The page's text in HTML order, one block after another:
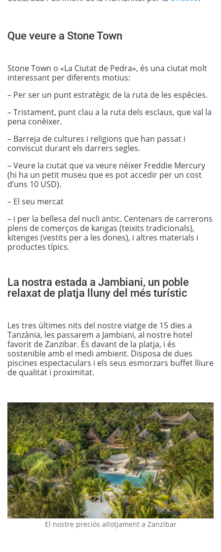
Que veure a Stone Town
Stone Town o «La Ciutat de Pedra», és una ciutat molt
interessant per diferents motius:
– Per ser un punt estratègic de la ruta de les espècies.
– Tristament, punt clau a la ruta dels esclaus, que val la
pena conèixer.
– Barreja de cultures i religions que han passat i
conviscut durant els darrers segles.
– Veure la ciutat que va veure néixer Freddie Mercury
(hi ha un petit museu que es pot accedir per un cost
d’uns 10 USD).
– El seu mercat
– i per la bellesa del nucli antic. Centenars de carrerons
plens de comerços de kangas (teixits tradicionals),
kitenges (vestits per a les dones), i altres materials i
productes típics.
La nostra estada a Jambiani, un poble
relaxat de platja lluny del més turístic
Les tres últimes nits del nostre viatge de 15 dies a
Tanzània, les passarem a Jambiani, al nostre hotel
favorit de Zanzibar. És davant de la platja, i és
sostenible amb el medi ambient. Disposa de dues
piscines espectaculars i els seus esmorzars buffet lliure
de qualitat i proximitat.
El nostre preciós allotjament a Zanzibar